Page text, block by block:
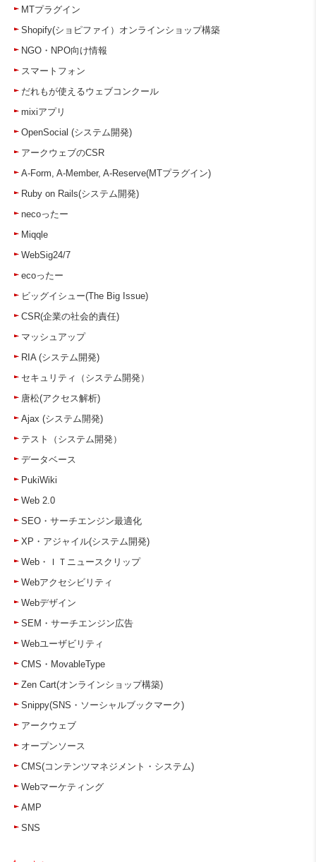
MTプラグイン
Shopify(ショピファイ）オンラインショップ構築
NGO・NPO向け情報
スマートフォン
だれもが使えるウェブコンクール
mixiアプリ
OpenSocial (システム開発)
アークウェブのCSR
A-Form, A-Member, A-Reserve(MTプラグイン)
Ruby on Rails(システム開発)
necoったー
Miqqle
WebSig24/7
ecoったー
ビッグイシュー(The Big Issue)
CSR(企業の社会的責任)
マッシュアップ
RIA (システム開発)
セキュリティ（システム開発）
唐松(アクセス解析)
Ajax (システム開発)
テスト（システム開発）
データベース
PukiWiki
Web 2.0
SEO・サーチエンジン最適化
XP・アジャイル(システム開発)
Web・ＩＴニュースクリップ
Webアクセシビリティ
Webデザイン
SEM・サーチエンジン広告
Webユーザビリティ
CMS・MovableType
Zen Cart(オンラインショップ構築)
Snippy(SNS・ソーシャルブックマーク)
アークウェブ
オープンソース
CMS(コンテンツマネジメント・システム)
Webマーケティング
AMP
SNS